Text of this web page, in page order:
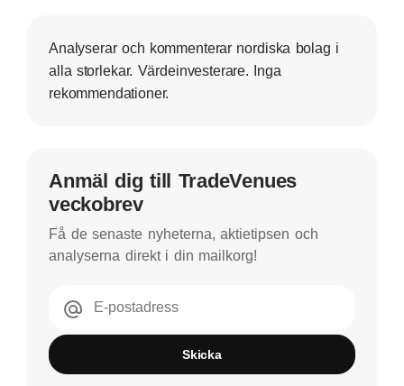
Analyserar och kommenterar nordiska bolag i
alla storlekar. Värdeinvesterare. Inga
rekommendationer.
Anmäl dig till TradeVenues
veckobrev
Få de senaste nyheterna, aktietipsen och
analyserna direkt i din mailkorg!
E-postadress
Skicka